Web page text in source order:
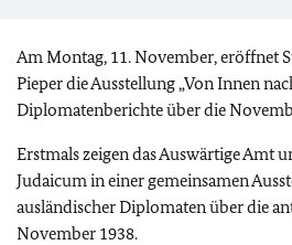
Am Montag, 11. November, eröffnet
Pieper die Ausstellung „Von Innen
Diplomatenberichte über die
Erstmals zeigen das Auswärtige Amt
Judaicum in einer gemeinsamen
ausländischer Diplomaten über die
November 1938.